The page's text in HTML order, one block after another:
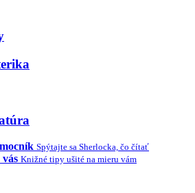
Spýtajte sa Sherlocka, čo čítať
Knižné tipy ušité na mieru vám